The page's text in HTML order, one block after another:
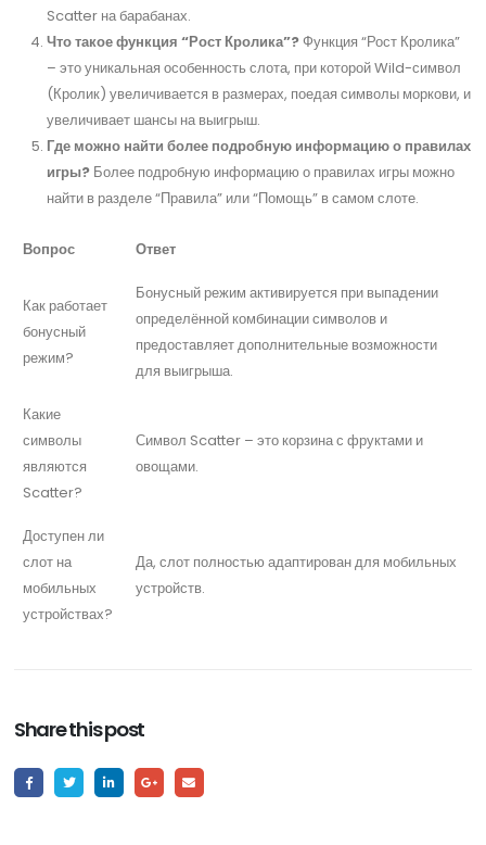
Scatter на барабанах.
Что такое функция “Рост Кролика”?Функция “Рост Кролика”
– это уникальная особенность слота, при которой Wild-символ
(Кролик) увеличивается в размерах, поедая символы моркови, и
увеличивает шансы на выигрыш.
Где можно найти более подробную информацию о правилах
игры?Более подробную информацию о правилах игры можно
найти в разделе “Правила” или “Помощь” в самом слоте.
Вопрос Ответ
Как работает
бонусный
режим?
Бонусный режим активируется при выпадении
определённой комбинации символов и
предоставляет дополнительные возможности
для выигрыша.
Какие
символы
являются
Scatter?
Символ Scatter – это корзина с фруктами и
овощами.
Доступен ли
слот на
мобильных
устройствах?
Да, слот полностью адаптирован для мобильных
устройств.
Share this post